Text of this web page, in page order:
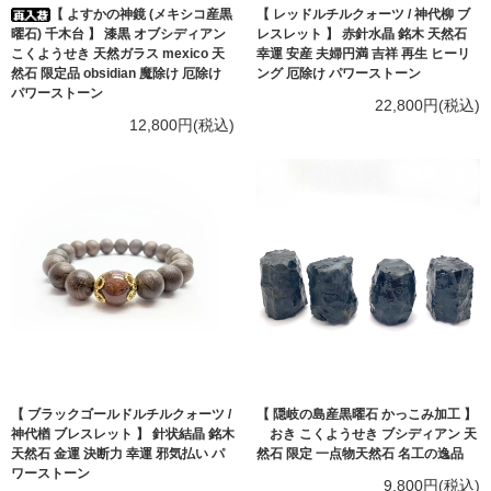
【 よすかの神鏡 (メキシコ産黒
曜石) 千木台 】 漆黒 オブシディアン
こくようせき 天然ガラス mexico 天
然石 限定品 obsidian 魔除け 厄除け
パワーストーン
12,800円(税込)
【 レッドルチルクォーツ / 神代柳 ブ
レスレット 】 赤針水晶 銘木 天然石
幸運 安産 夫婦円満 吉祥 再生 ヒーリ
ング 厄除け パワーストーン
22,800円(税込)
【 ブラックゴールドルチルクォーツ /
神代楢 ブレスレット 】 針状結晶 銘木
天然石 金運 決断力 幸運 邪気払い パ
ワーストーン
【 隠岐の島産黒曜石 かっこみ加工 】
おき こくようせき ブシディアン 天
然石 限定 一点物天然石 名工の逸品
9,800円(税込)